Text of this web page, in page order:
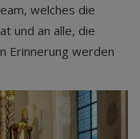
welches die
und an alle, die
Erinnerung werden